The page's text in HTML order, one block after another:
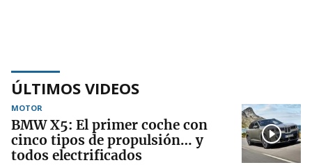
ÚLTIMOS VIDEOS
MOTOR
BMW X5: El primer coche con
cinco tipos de propulsión… y
todos electrificados